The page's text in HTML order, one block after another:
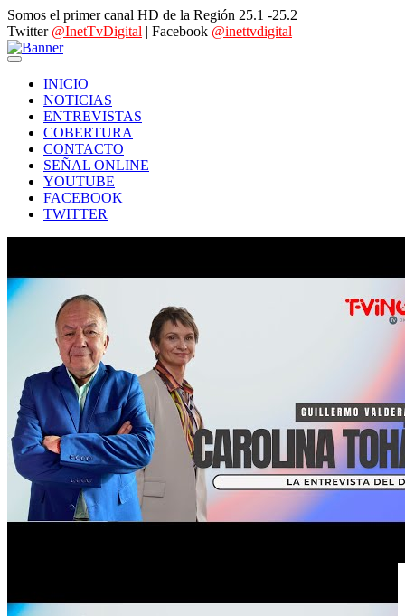
Somos el primer canal HD de la Región 25.1 -25.2
Twitter @InetTvDigital | Facebook @inettvdigital
INICIO
NOTICIAS
ENTREVISTAS
COBERTURA
CONTACTO
SEÑAL ONLINE
YOUTUBE
FACEBOOK
TWITTER